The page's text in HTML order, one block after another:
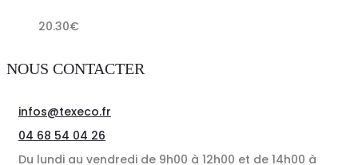
20.30€
NOUS CONTACTER
infos@texeco.fr
04 68 54 04 26
Du lundi au vendredi de 9h00 à 12h00 et de 14h00 à